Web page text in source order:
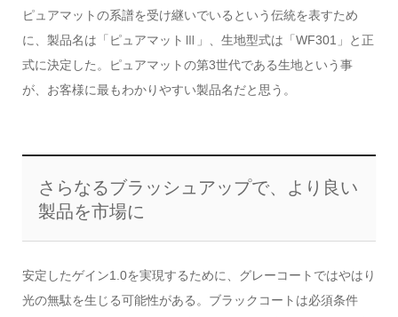
ピュアマットの系譜を受け継いでいるという伝統を表すため
に、製品名は「ピュアマットⅢ」、生地型式は「WF301」と正
式に決定した。ピュアマットの第3世代である生地という事
が、お客様に最もわかりやすい製品名だと思う。
さらなるブラッシュアップで、より良い
製品を市場に
安定したゲイン1.0を実現するために、グレーコートではやはり
光の無駄を生じる可能性がある。ブラックコートは必須条件